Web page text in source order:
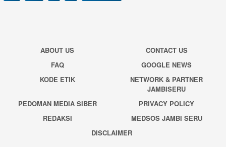
ABOUT US
CONTACT US
FAQ
GOOGLE NEWS
KODE ETIK
NETWORK & PARTNER
JAMBISERU
PEDOMAN MEDIA SIBER
PRIVACY POLICY
REDAKSI
MEDSOS JAMBI SERU
DISCLAIMER